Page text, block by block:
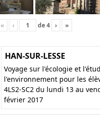
« ‹ de4 › »
HAN-SUR-LESSE
Voyage sur l'écologie et
l'environnement pour les
4LS2-SC2 du lundi 13 au
février 2017